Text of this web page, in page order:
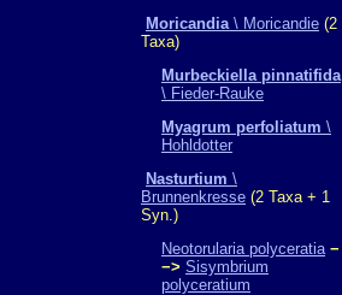
Moricandia\ Moricandie (2
Taxa)
Murbeckiella pinnatifida
\ Fieder-Rauke
Myagrum perfoliatum \
Hohldotter
Nasturtium \
Brunnenkresse (2 Taxa + 1
Syn.)
Neotorularia polyceratia −
−> Sisymbrium
polyceratium